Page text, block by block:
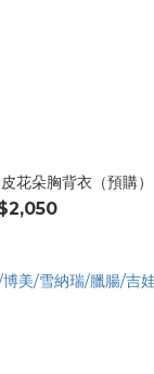
花朵胸背衣（預購）